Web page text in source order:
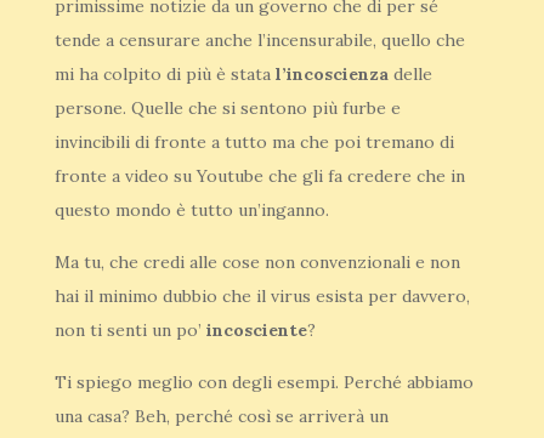
primissime notizie da un governo che di per sé
tende a censurare anche l’incensurabile, quello che
mi ha colpito di più è stata l’incoscienza delle
persone. Quelle che si sentono più furbe e
invincibili di fronte a tutto ma che poi tremano di
fronte a video su Youtube che gli fa credere che in
questo mondo è tutto un’inganno.
Ma tu, che credi alle cose non convenzionali e non
hai il minimo dubbio che il virus esista per davvero,
non ti senti un po’ incosciente?
Ti spiego meglio con degli esempi. Perché abbiamo
una casa? Beh, perché così se arriverà un